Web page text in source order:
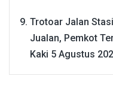
Trotoar Jalan
Jualan, Pemkot
Kaki 5 Agustus